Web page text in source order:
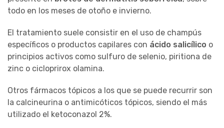
todo en los meses de otoño e invierno.
El tratamiento suele consistir en el uso de champús
específicos o productos capilares con ácido salicílico o
principios activos como sulfuro de selenio, piritiona de
zinc o cicloprirox olamina.
Otros fármacos tópicos a los que se puede recurrir son
la calcineurina o antimicóticos tópicos, siendo el más
utilizado el ketoconazol 2%.